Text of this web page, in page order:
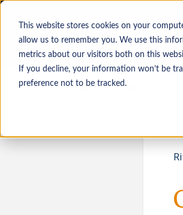
This website stores cookies on your
allow us to remember you. We use this
metrics about our visitors both on this
If you decline, your information won’t be
preference not to be tracked.
In cerca di occupazione